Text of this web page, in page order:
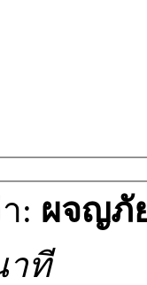
: ผจญภั
าที